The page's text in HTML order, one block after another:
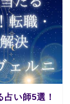
い師5選！